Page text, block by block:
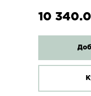
10